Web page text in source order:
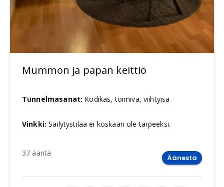
Mummon ja papan keittiö
Tunnelmasanat: Kodikas, toimiva, viihtyisä
Vinkki: Säilytystilaa ei koskaan ole tarpeeksi.
37 ääntä
Äänestä